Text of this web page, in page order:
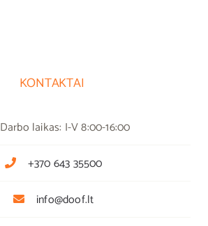
KONTAKTAI
Darbo laikas: I-V 8:00-16:00
+370 643 35500
info@doof.lt